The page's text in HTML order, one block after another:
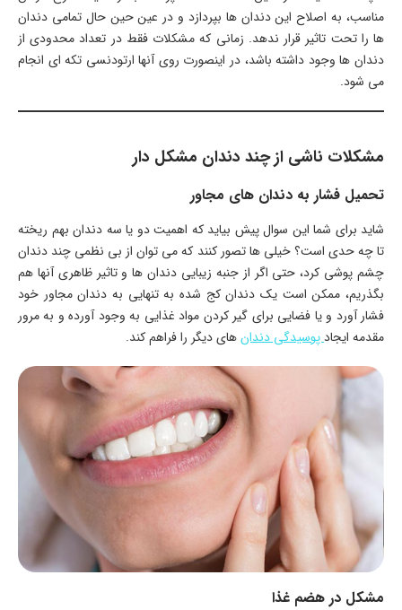
مناسب، به اصلاح این دندان ها بپردازد و در عین حین حال تمامی دندان
ها را تحت تاثیر قرار ندهد. زمانی که مشکلات فقط در تعداد محدودی از
دندان ها وجود داشته باشد، در اینصورت روی آنها ارتودنسی تکه ای انجام
می شود.
مشکلات ناشی از چند دندان مشکل دار
تحمیل فشار به دندان های مجاور
شاید برای شما این سوال پیش بیاید که اهمیت دو یا سه دندان بهم ریخته
تا چه حدی است؟ خیلی ها تصور کنند که می توان از بی نظمی چند دندان
چشم پوشی کرد، حتی اگر از جنبه زیبایی دندان ها و تاثیر ظاهری آنها هم
بگذریم، ممکن است یک دندان کج شده به تنهایی به دندان مجاور خود
فشار آورد و یا فضایی برای گیر کردن مواد غذایی به وجود آورده و به مرور
مقدمه ایجادپوسیدگی دندانهای دیگر را فراهم کند.
مشکل در هضم غذا